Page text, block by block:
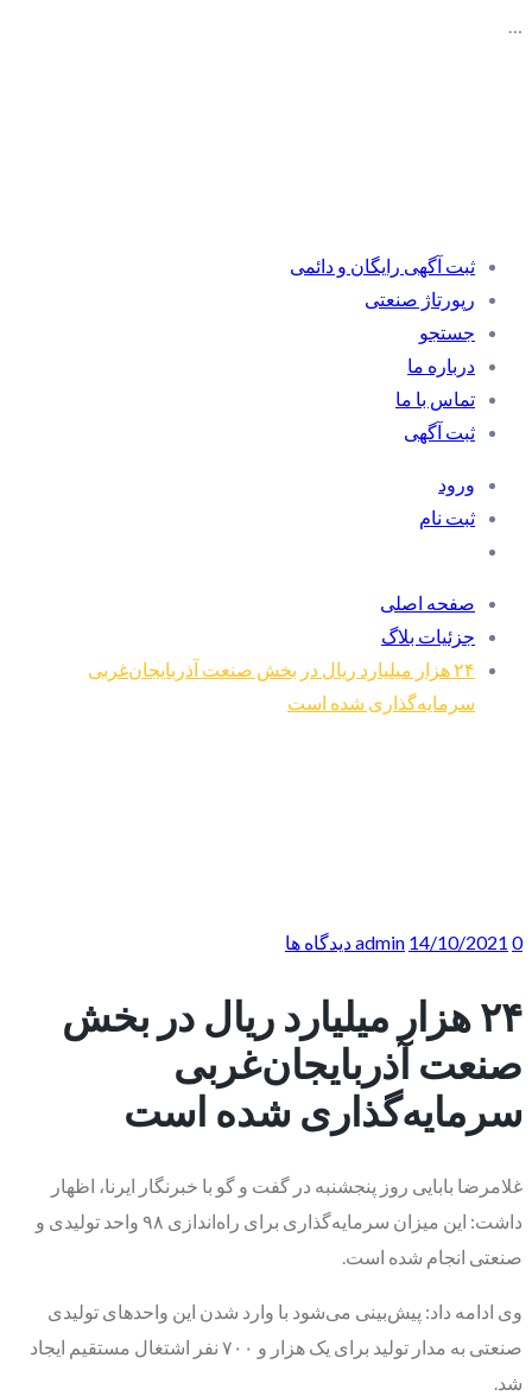
…
ثبت آگهی رایگان و دائمی
رپورتاژ صنعتی
جستجو
درباره ما
تماس با ما
ثبت آگهی
ورود
ثبت نام
صفحه اصلی
جزئیات بلاگ
۲۴ هزار میلیارد ریال در بخش صنعت آذربایجان‌غربی
سرمایه‌گذاری شده است
admin 14/10/2021 0 دیدگاه ها
۲۴ هزار میلیارد ریال در بخش
صنعت آذربایجان‌غربی
سرمایه‌گذاری شده است
غلامرضا بابایی روز پنجشنبه در گفت و گو با خبرنگار ایرنا، اظهار
داشت: این میزان سرمایه‌گذاری برای راه‌اندازی ۹۸ واحد تولیدی و
صنعتی انجام شده است.
وی ادامه داد: پیش‌بینی می‌شود با وارد شدن این واحدهای تولیدی
صنعتی به مدار تولید برای یک هزار و ۷۰۰ نفر اشتغال مستقیم ایجاد
شد.